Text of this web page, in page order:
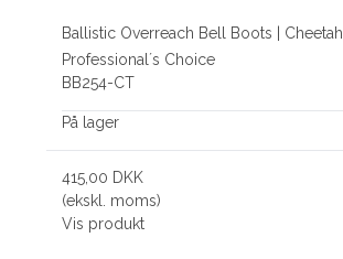
Ballistic Overreach Bell Boots | Cheetah
Professional´s Choice
BB254-CT
På lager
415,00 DKK
(ekskl. moms)
Vis produkt